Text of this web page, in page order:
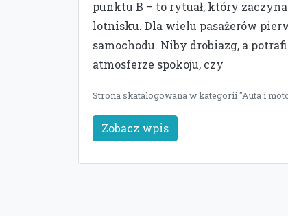
punktu B – to rytuał, który
lotnisku. Dla wielu pasażerów
samochodu. Niby drobiazg, a
atmosferze spokoju, czy
Strona skatalogowana w kategorii "Auta i
Zobacz wpis